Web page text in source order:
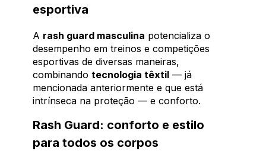
esportiva
A rash guard masculina potencializa o
desempenho em treinos e competições
esportivas de diversas maneiras,
combinando tecnologia têxtil — já
mencionada anteriormente e que está
intrínseca na proteção — e conforto.
Rash Guard: conforto e estilo
para todos os corpos